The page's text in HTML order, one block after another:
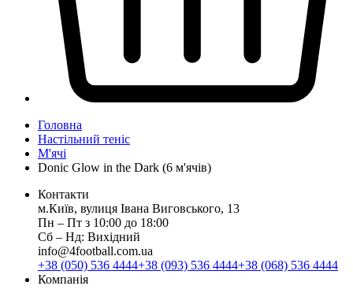
Головна
Настільний теніс
М'ячі
Donic Glow in the Dark (6 м'ячів)
Контакти
м.Київ, вулиця Івана Виговського, 13
Пн ‒ Пт з 10:00 до 18:00
Сб ‒ Нд: Вихідний
info@4football.com.ua
+38 (050) 536 4444+38 (093) 536 4444+38 (068) 536 4444
Компанія